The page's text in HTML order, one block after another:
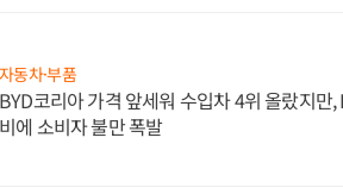
자동차·부품
BYD코리아 가격 앞세워 수입차 4위 올랐지만,
비에 소비자 불만 폭발